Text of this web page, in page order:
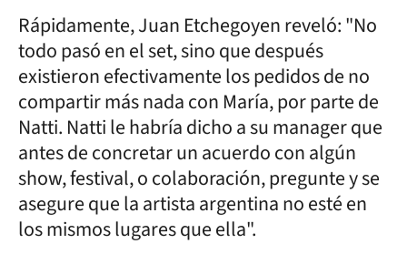
Rápidamente, Juan Etchegoyen reveló: "No
todo pasó en el set, sino que después
existieron efectivamente los pedidos de no
compartir más nada con María, por parte de
Natti. Natti le habría dicho a su manager que
antes de concretar un acuerdo con algún
show, festival, o colaboración, pregunte y se
asegure que la artista argentina no esté en
los mismos lugares que ella".